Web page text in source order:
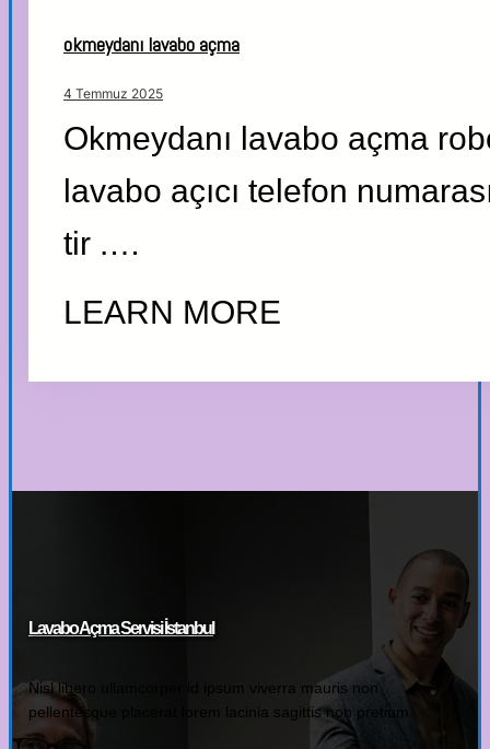
okmeydanı lavabo açma
4 Temmuz 2025
Okmeydanı lavabo açma
lavabo açıcı telefon
tir .…
LEARN MORE
Lavabo Açma Servisi İstanbul
Nisl libero ullamcorper id ipsum viverra mauris non
pellentesque placerat lorem lacinia sagittis non pretium.